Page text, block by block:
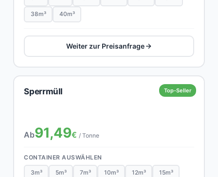
38m³ 40m³
Weiter zur Preisanfrage
Top-Seller
Sperrmüll
Ab91,49€ / Tonne
CONTAINER AUSWÄHLEN
3m³ 5m³ 7m³ 10m³ 12m³ 15m³